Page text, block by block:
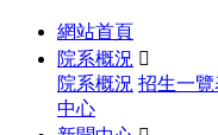
網站首頁
院系概況 
院系概況 招生一覽
中心